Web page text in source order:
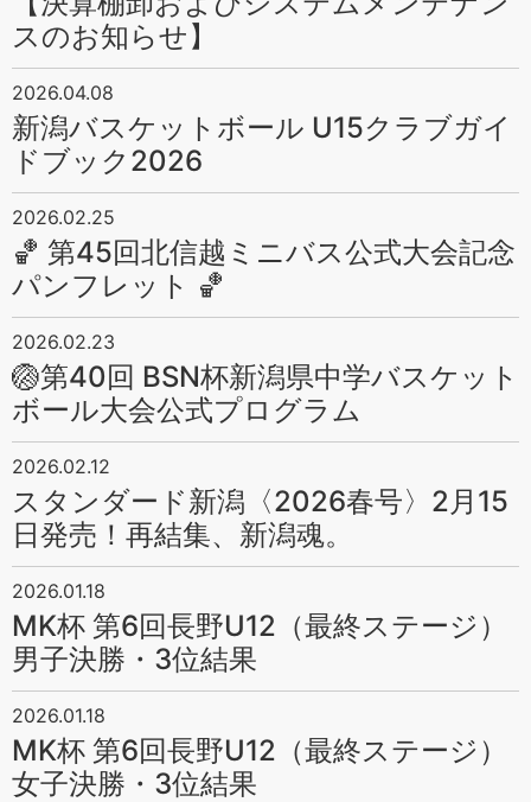
スのお知らせ】
2026.04.08
新潟バスケットボール U15クラブガイ
ドブック2026
2026.02.25
🏀 第45回北信越ミニバス公式大会記念
パンフレット 🏀
2026.02.23
🏐第40回 BSN杯新潟県中学バスケット
ボール大会公式プログラム
2026.02.12
スタンダード新潟〈2026春号〉2月15
日発売！再結集、新潟魂。
2026.01.18
MK杯 第6回長野U12（最終ステージ）
男子決勝・3位結果
2026.01.18
MK杯 第6回長野U12（最終ステージ）
女子決勝・3位結果